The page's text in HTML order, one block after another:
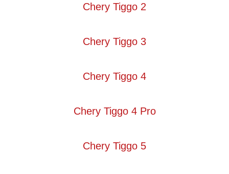
Chery Tiggo 2
Chery Tiggo 3
Chery Tiggo 4
Chery Tiggo 4 Pro
Chery Tiggo 5